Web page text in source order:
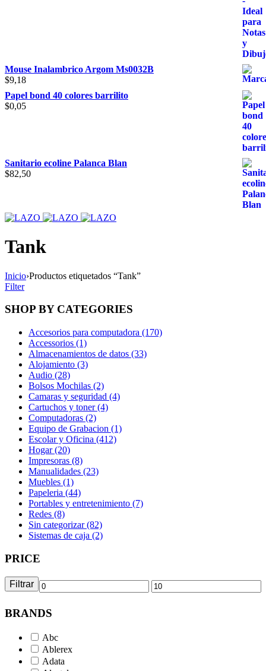
Mouse Inalambrico Argom Ms0032B
$9,18
Papel bond 40 colores barrilito
$0,05
Sanitario ecoline Palanca Blan
$82,50
Tank
Inicio›Productos etiquetados “Tank”
Filter
SHOP BY CATEGORIES
Accesorios para computadora (170)
Accessorios (1)
Almacenamientos de datos (33)
Alojamiento (3)
Audio (28)
Bolsos Mochilas (2)
Camaras y seguridad (4)
Cartuchos y toner (4)
Computadoras (2)
Equipo de Grabacion (1)
Escolar y Oficina (412)
Hogar (20)
Impresoras (8)
Manualidades (23)
Muebles (1)
Papeleria (44)
Portables y entretenimiento (7)
Redes (8)
Sin categorizar (82)
Sistemas de caja (2)
PRICE
Precio Precio
Filtrar
BRANDS
Abc
Ablerex
Adata